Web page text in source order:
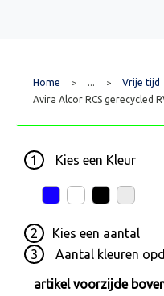
Home > ... > Vrije tijd
Avira Alcor RCS gerecycled
1 Kies een Kleur
2 Kies een aantal
3
Aantal kleuren
artikel voorzijde